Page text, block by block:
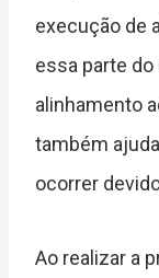
execução de
essa parte
alinhamento
também
ocorrer
Ao realizar a